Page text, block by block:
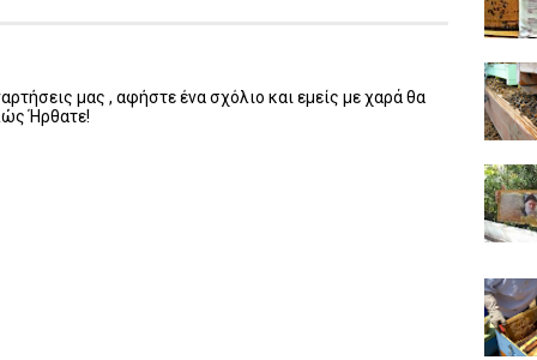
μας , αφήστε ένα σχόλιο και εμείς με χαρά θα
Ήρθατε!